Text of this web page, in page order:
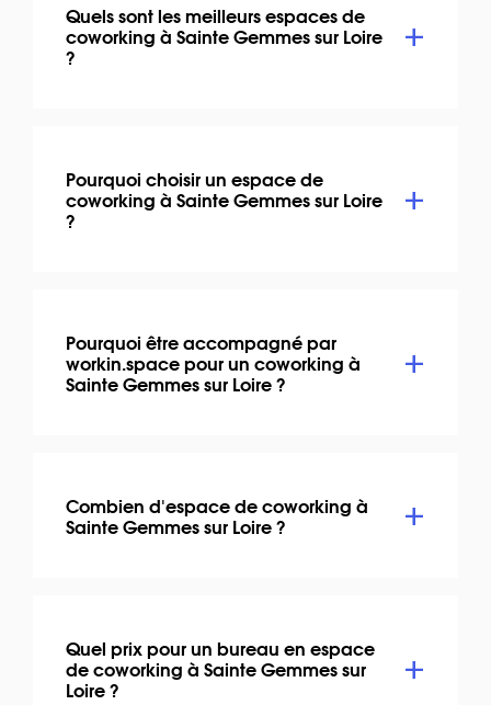
Quels sont les meilleurs espaces de
coworking à Sainte Gemmes sur Loire
?
Pourquoi choisir un espace de
coworking à Sainte Gemmes sur Loire
?
Pourquoi être accompagné par
workin.space pour un coworking à
Sainte Gemmes sur Loire ?
Combien d'espace de coworking à
Sainte Gemmes sur Loire ?
Quel prix pour un bureau en espace
de coworking à Sainte Gemmes sur
Loire ?